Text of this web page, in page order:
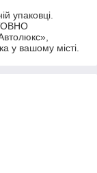
упаковці.
у вашому місті.